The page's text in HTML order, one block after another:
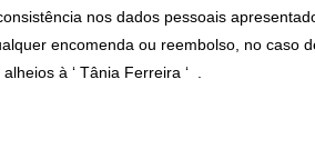
nos dados pessoais
encomenda ou reembolso, no caso
à ‘ Tânia Ferreira ‘ .